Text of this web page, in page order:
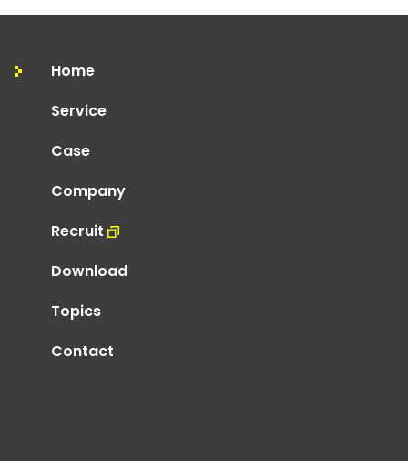
Home
Service
Case
Company
Recruit
Download
Topics
Contact